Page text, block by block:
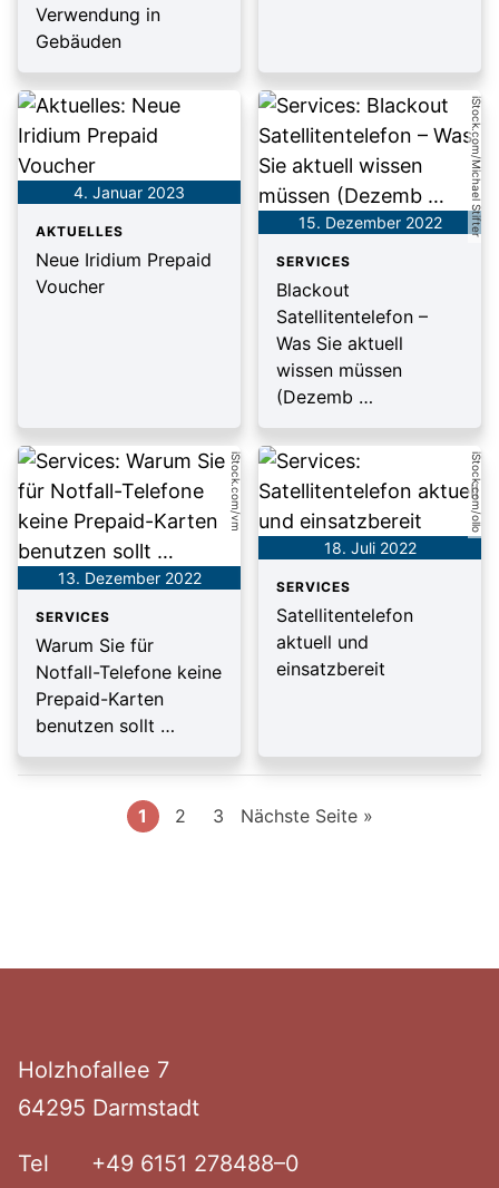
Verwendung in
Gebäuden
4. Januar 2023
AKTUELLES
Neue Iridium Prepaid
Voucher
15. Dezember 2022
SERVICES
Blackout
Satellitentelefon –
Was Sie aktuell
wissen müssen
(Dezemb …
iStock.com/Michael Stifter
13. Dezember 2022
SERVICES
Warum Sie für
Notfall-Telefone keine
Prepaid-Karten
benutzen sollt …
iStock.com/vm
18. Juli 2022
SERVICES
Satellitentelefon
aktuell und
einsatzbereit
iStock.com/ollo
Seite
1 Seite
2 Seite
3 Nächste Seite »
Holzhof­allee 7
64295 Darmstadt
Tel +49 6151 278488–0